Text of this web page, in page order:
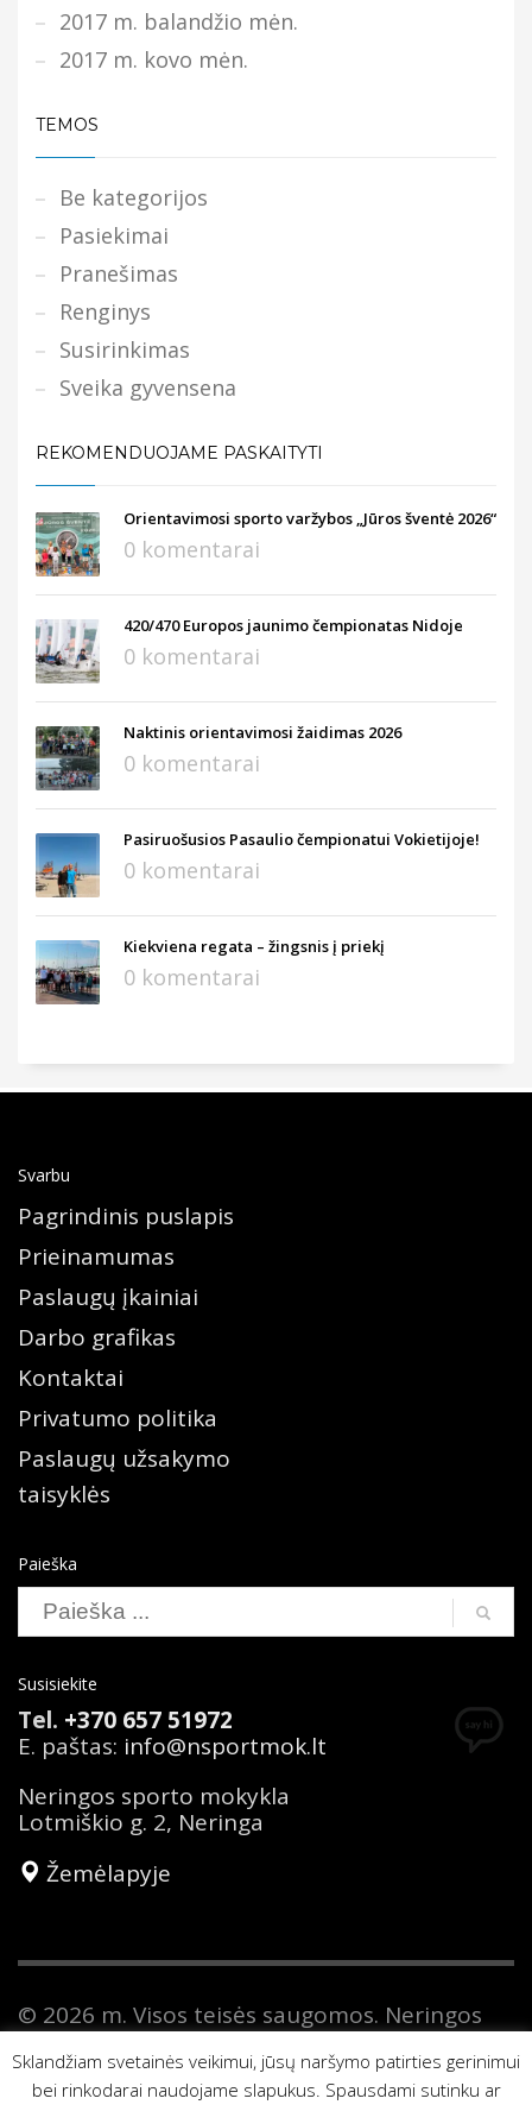
2017 m. balandžio mėn.
2017 m. kovo mėn.
TEMOS
Be kategorijos
Pasiekimai
Pranešimas
Renginys
Susirinkimas
Sveika gyvensena
REKOMENDUOJAME PASKAITYTI
Orientavimosi sporto varžybos „Jūros šventė 2026“
0 komentarai
420/470 Europos jaunimo čempionatas Nidoje
0 komentarai
Naktinis orientavimosi žaidimas 2026
0 komentarai
Pasiruošusios Pasaulio čempionatui Vokietijoje!
0 komentarai
Kiekviena regata – žingsnis į priekį
0 komentarai
Svarbu
Pagrindinis puslapis
Prieinamumas
Paslaugų įkainiai
Darbo grafikas
Kontaktai
Privatumo politika
Paslaugų užsakymo
taisyklės
Paieška
Susisiekite
Tel. +370 657 51972
E. paštas: info@nsportmok.lt
Neringos sporto mokykla
Lotmiškio g. 2, Neringa
Žemėlapyje
© 2026 m. Visos teisės saugomos. Neringos
sporto mokykla yra savivaldybės biudžetinė
įstaiga. Duomenys apie Neringos sporto
mokyklą kaupiami ir saugomi Juridinių
Sklandžiam svetainės veikimui, jūsų naršymo patirties gerinimui
bei rinkodarai naudojame slapukus. Spausdami sutinku ar